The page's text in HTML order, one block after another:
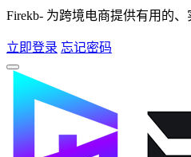
Firekb- 为跨境电商提供有用的、
立即登录 忘记密码